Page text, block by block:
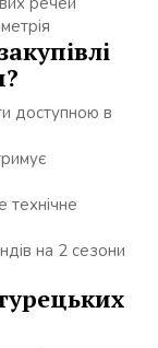
доступною в
технічне
на 2 сезони